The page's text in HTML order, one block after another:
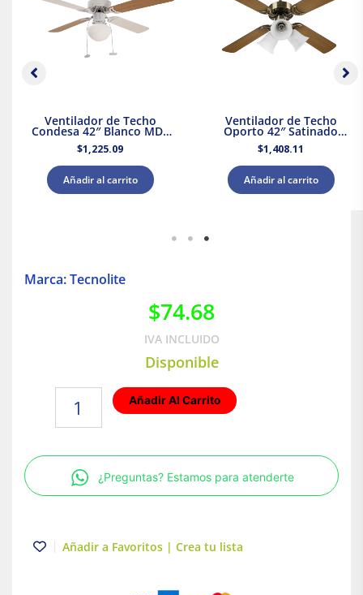
Ventilador de Techo
Condesa 42″ Blanco MDF
Masterfan
$1,225.09
Añadir al carrito
Ventilador de Techo
Oporto 42″ Satinado
Masterfan
$1,408.11
Añadir al carrito
Marca: Tecnolite
$74.68
IVA INCLUIDO
Disponible
VII
LED
Empotrable
Luz
Añadir Al Carrito
¿Preguntas? Estamos para atenderte
Añadir a Favoritos | Crea tu lista